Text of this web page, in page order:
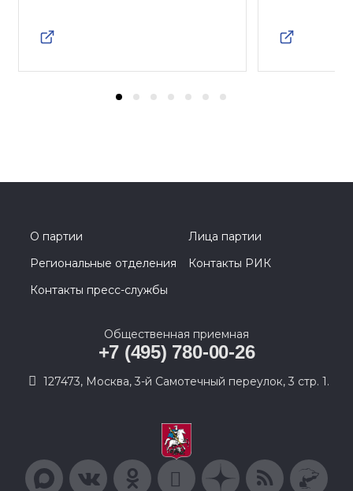
О партии
Лица партии
Региональные отделения
Контакты РИК
Контакты пресс-службы
Общественная приемная
+7 (495) 780-00-26
127473, Москва, 3-й Самотечный переулок, 3 стр. 1.